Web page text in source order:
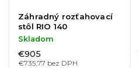
Záhradný rozťahovací
stôl RIO 140
Skladom
€735,77 bez DPH
€905